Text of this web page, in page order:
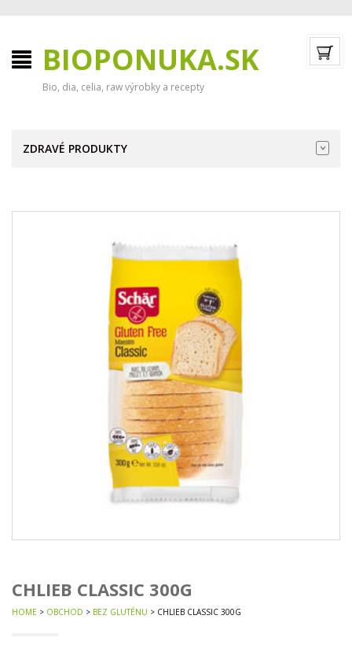
BIOPONUKA.SK
Bio, dia, celia, raw výrobky a recepty
ZDRAVÉ PRODUKTY
CHLIEB CLASSIC 300G
HOME > OBCHOD > BEZ GLUTÉNU > CHLIEB CLASSIC 300G